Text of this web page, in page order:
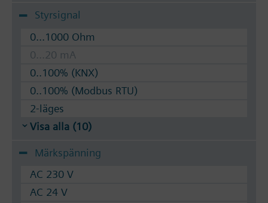
Styrsignal
0...1000 Ohm
0...20 mA
0..100% (KNX)
0..100% (Modbus RTU)
2-läges
Visa alla (10)
Märkspänning
AC 230 V
AC 24 V